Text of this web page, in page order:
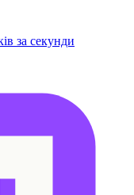
за секунди